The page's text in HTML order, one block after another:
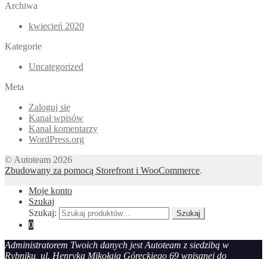
Archiwa
kwiecień 2020
Kategorie
Uncategorized
Meta
Zaloguj się
Kanał wpisów
Kanał komentarzy
WordPress.org
© Autoteam 2026
Zbudowany za pomocą Storefront i WooCommerce.
Moje konto
Szukaj
Szukaj:
Szukaj
0
Administratorem Twoich danych jest Autoteam z siedzibą w
Rybniku, ul. Henryka Mikołaja Góreckiego 69 wpisanej do